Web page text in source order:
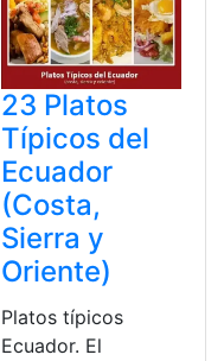
23 Platos
Típicos del
Ecuador
(Costa,
Sierra y
Oriente)
Platos típicos
Ecuador. El